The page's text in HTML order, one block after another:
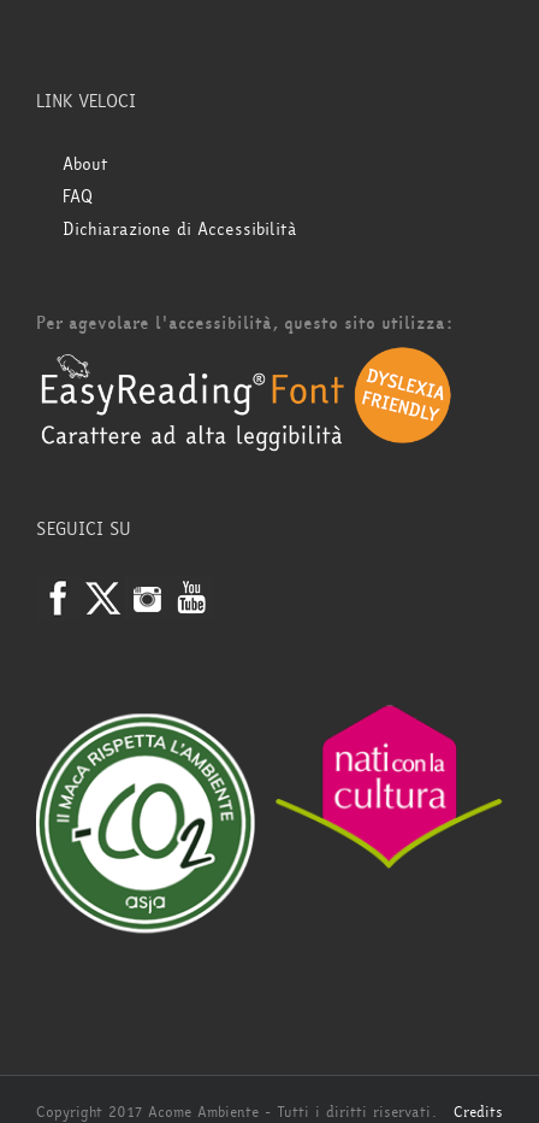
LINK VELOCI
About
FAQ
Dichiarazione di Accessibilità
Per agevolare l'accessibilità, questo sito utilizza:
SEGUICI SU
Copyright 2017 Acome Ambiente - Tutti i diritti riservati. Credits